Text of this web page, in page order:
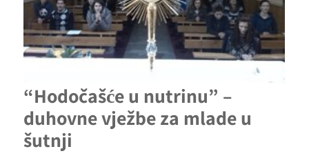
“Hodočašće u nutrinu” –
duhovne vježbe za mlade u
šutnji